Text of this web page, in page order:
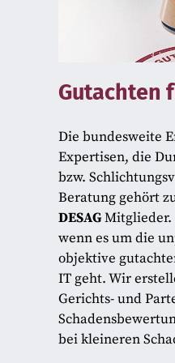
Gutachten
Die bundesweite
Expertisen, die
bzw.
Beratung gehört
DESAGMitglieder.
wenn es um die
objektive
IT geht. Wir
Gerichts- und
bei kleineren